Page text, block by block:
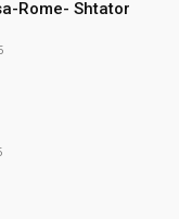
Rome- Shtator